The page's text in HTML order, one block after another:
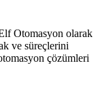
Otomasyon olarak
ve süreçlerini
çözümleri